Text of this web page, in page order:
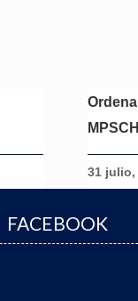
MPSCH
31 julio,
FACEBOOK